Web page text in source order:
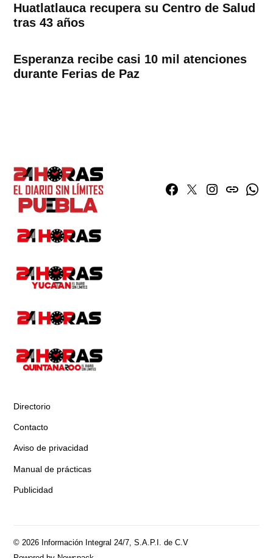
Huatlatlauca recupera su Centro de Salud
tras 43 años
Esperanza recibe casi 10 mil atenciones
durante Ferias de Paz
Facebook
TwitterInstagram
issuu
Directorio
Contacto
Aviso de privacidad
Manual de prácticas
Publicidad
© 2026 Información Integral 24/7, S.A.P.I. de C.V